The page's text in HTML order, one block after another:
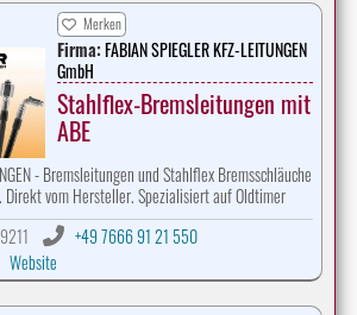
Merken
Firma:FABIAN SPIEGLER KFZ-LEITUNGEN
GmbH
Stahlflex-Bremsleitungen mit
ABE
- Bremsleitungen und Stahlflex Bremsschläuche
vom Hersteller. Spezialisiert auf Oldtimer
+49 7666 91 21 550
Website